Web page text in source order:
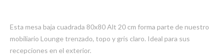
Esta mesa baja cuadrada 80x80 Alt 20 cm forma parte de nuestro
mobiliario Lounge trenzado, topo y gris claro. Ideal para sus
recepciones en el exterior.